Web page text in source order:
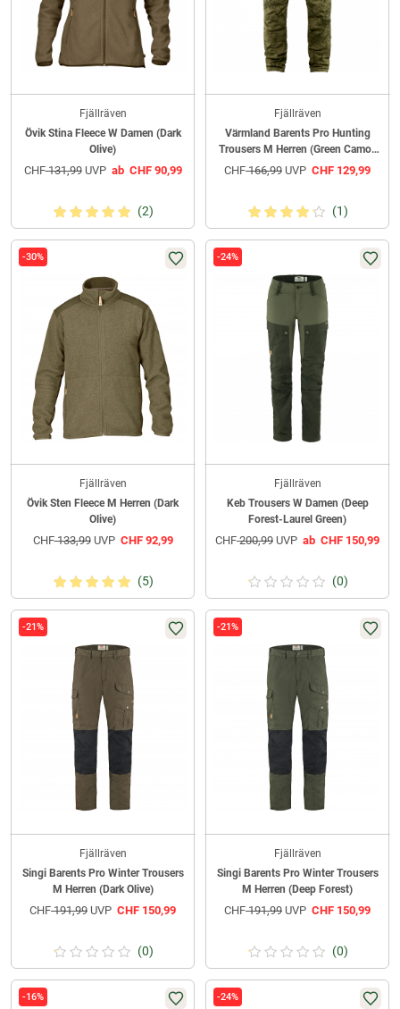
Fjällräven
Övik Stina Fleece W Damen (Dark
Olive)
CHF131,99UVP ab CHF90,99
(2)
Fjällräven
Värmland Barents Pro Hunting
Trousers M Herren (Green Camo-
Deep Forest)
CHF166,99 UVP CHF 129,99
(1)
-30%
Fjällräven
Övik Sten Fleece M Herren (Dark
Olive)
CHF133,99UVP CHF92,99
(5)
-24%
Fjällräven
Keb Trousers W Damen (Deep
Forest-Laurel Green)
CHF200,99 UVP ab CHF 150,99
(0)
-21%
Fjällräven
Singi Barents Pro Winter Trousers
M Herren (Dark Olive)
CHF191,99 UVP CHF 150,99
(0)
-21%
Fjällräven
Singi Barents Pro Winter Trousers
M Herren (Deep Forest)
CHF191,99 UVP CHF 150,99
(0)
-16% -24%